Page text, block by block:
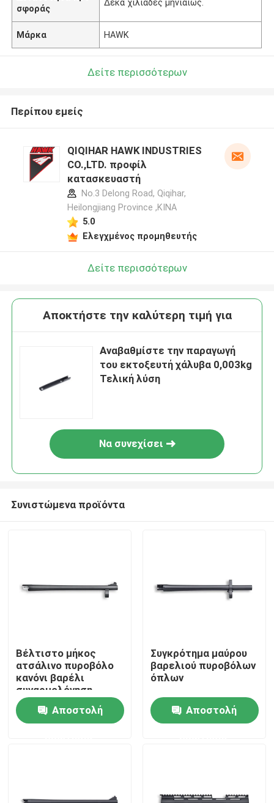
Σπίτι
Σχετικά με εμάς
σφοράς
Δέκα χιλιάδες μηνιαίως.
Μάρκα HAWK
Δείτε περισσότερων
Περίπου εμείς
QIQIHAR HAWK INDUSTRIES
CO.,LTD. προφίλ
κατασκευαστή
No.3 Delong Road, Qiqihar,
Heilongjiang Province ,ΚΙΝΑ
5.0
Ελεγχμένος προμηθευτής
Δείτε περισσότερων
Αποκτήστε την καλύτερη τιμή για
Αναβαθμίστε την παραγωγή
του εκτοξευτή χάλυβα 0,003kg
Τελική λύση
Να συνεχίσει
Συνιστώμενα προϊόντα
Βέλτιστο μήκος
ατσάλινο πυροβόλο
κανόνι βαρέλι
συναρμολόγηση
425mm 16,73 "βαρύ
φορτίοΑποστολή
Συγκρότημα μαύρου
βαρελιού πυροβόλων
όπλων
Αποστολή